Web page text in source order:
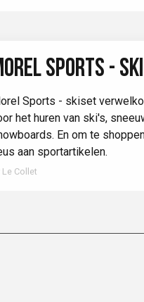
SPORTS -
Sports - skiset
het huren van ski's,
En om te
aan sportartikelen.
Le Collet